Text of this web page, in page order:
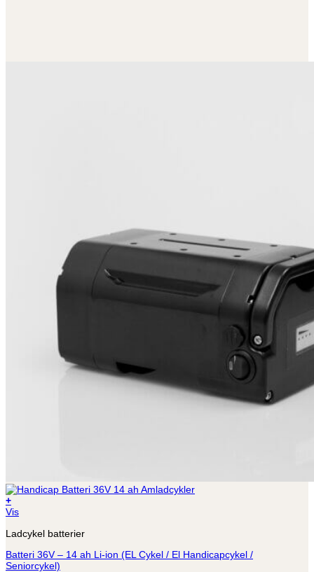
+
Vis
Ladcykel batterier
Batteri 36V – 14 ah Li-ion (EL Cykel / El Handicapcykel /
Seniorcykel)